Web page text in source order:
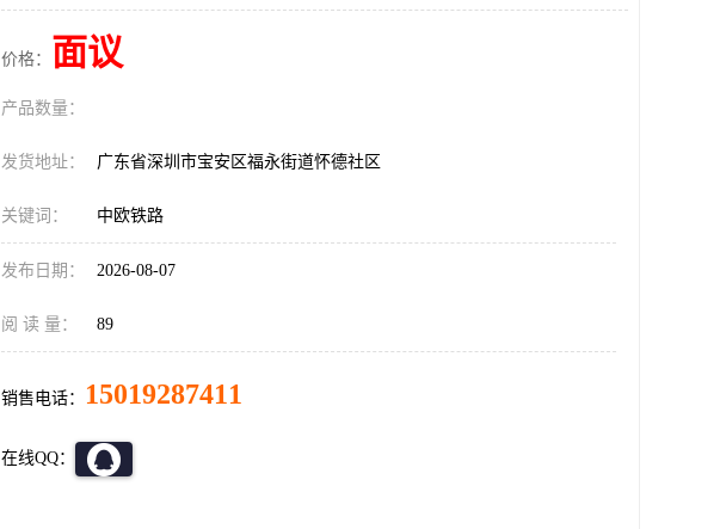
价格： 面议
产品数量：
发货地址： 广东省深圳市宝安区福永街道怀德社区
关键词： 中欧铁路
发布日期： 2026-08-07
阅 读 量： 89
销售电话： 15019287411
在线QQ：